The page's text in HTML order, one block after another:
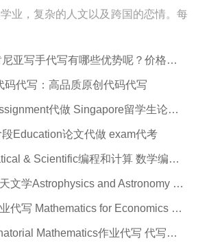
业，复杂的人文以及跨国的恋情。每
写手代写有哪些优势呢？价格便宜吗？
码代写：高品质原创代码代写
代做 Singapore留学生论文代写服务
Education论文代做 exam代考
Scientific编程和计算 数学编程作业代做
and Astronomy 天文学Assignment代做
for Economics Business代做Online exam代考
作业代写 代写离散 组合数学Assignment代做